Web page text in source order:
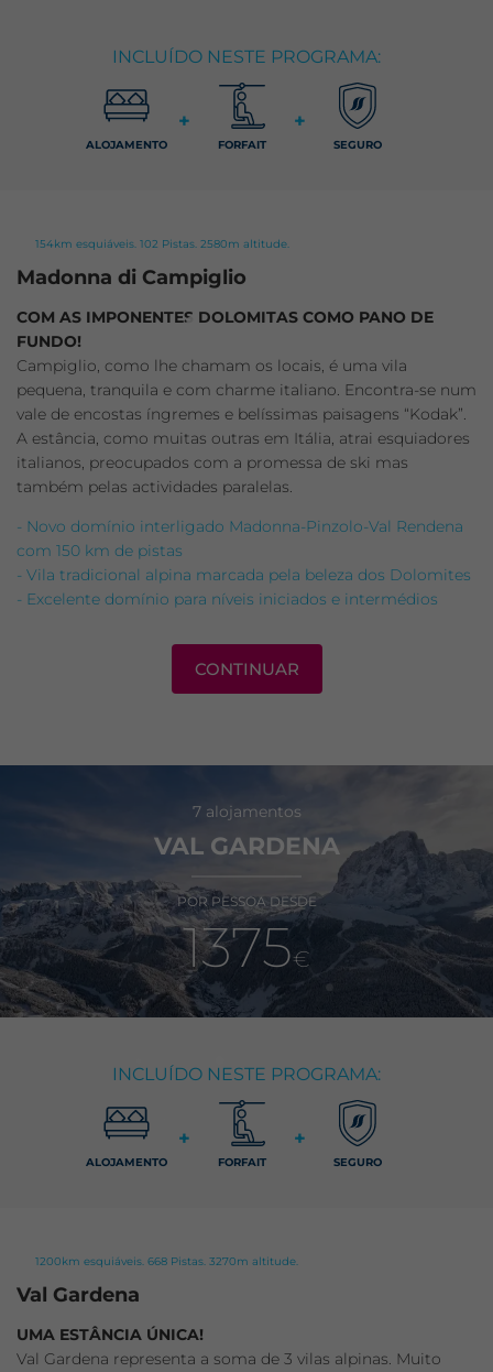
INCLUÍDO NESTE PROGRAMA:
ALOJAMENTO
+
FORFAIT
+
SEGURO
154km esquiáveis. 102 Pistas. 2580m altitude.
Madonna di Campiglio
COM AS IMPONENTES DOLOMITAS COMO PANO DE
FUNDO!
Campiglio, como lhe chamam os locais, é uma vila
pequena, tranquila e com charme italiano. Encontra-se num
vale de encostas íngremes e belíssimas paisagens “Kodak”.
A estância, como muitas outras em Itália, atrai esquiadores
italianos, preocupados com a promessa de ski mas
também pelas actividades paralelas.
- Novo domínio interligado Madonna-Pinzolo-Val Rendena
com 150 km de pistas
- Vila tradicional alpina marcada pela beleza dos Dolomites
- Excelente domínio para níveis iniciados e intermédios
CONTINUAR
1200km esquiáveis. 668 Pistas. 3270m altitude.
Val Gardena
UMA ESTÂNCIA ÚNICA!
Val Gardena representa a soma de 3 vilas alpinas. Muito
7 alojamentos
VAL GARDENA
POR PESSOA DESDE
1375€
INCLUÍDO NESTE PROGRAMA:
ALOJAMENTO
+
FORFAIT
+
SEGURO